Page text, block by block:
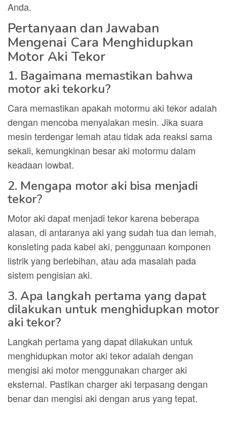
Anda.
Pertanyaan dan Jawaban
Mengenai Cara Menghidupkan
Motor Aki Tekor
1. Bagaimana memastikan bahwa
motor aki tekorku?
Cara memastikan apakah motormu aki tekor adalah
dengan mencoba menyalakan mesin. Jika suara
mesin terdengar lemah atau tidak ada reaksi sama
sekali, kemungkinan besar aki motormu dalam
keadaan lowbat.
2. Mengapa motor aki bisa menjadi
tekor?
Motor aki dapat menjadi tekor karena beberapa
alasan, di antaranya aki yang sudah tua dan lemah,
konsleting pada kabel aki, penggunaan komponen
listrik yang berlebihan, atau ada masalah pada
sistem pengisian aki.
3. Apa langkah pertama yang dapat
dilakukan untuk menghidupkan motor
aki tekor?
Langkah pertama yang dapat dilakukan untuk
menghidupkan motor aki tekor adalah dengan
mengisi aki motor menggunakan charger aki
eksternal. Pastikan charger aki terpasang dengan
benar dan mengisi aki dengan arus yang tepat.